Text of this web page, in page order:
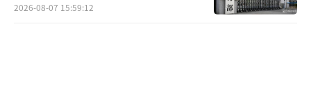
2026-08-07 15:59:12